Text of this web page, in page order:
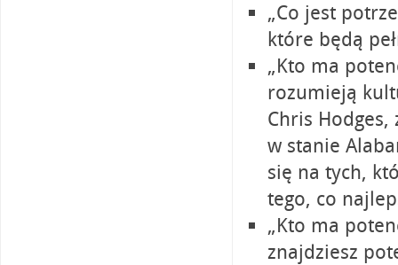
„Co jest
które będą
„Kto ma
rozumieją
Chris
w stanie
się na tych,
tego, co
„Kto ma
znajdziesz